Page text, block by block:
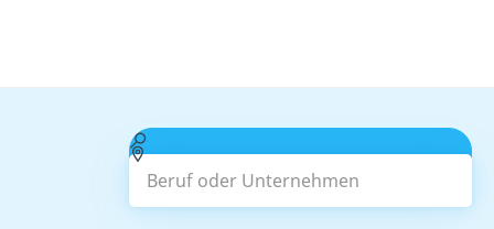
Beruf oder Unternehmen
Suchen